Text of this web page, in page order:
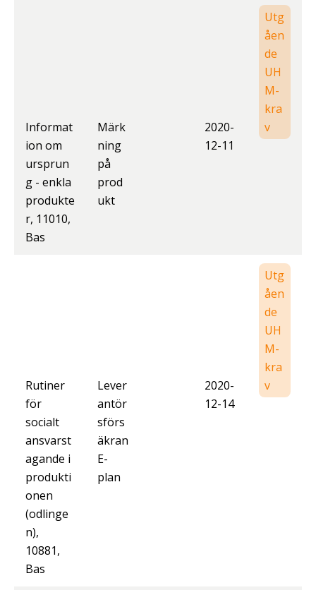
Informat
ion om
ursprun
g - enkla
produkte
r, 11010,
Bas
Märk
ning
på
prod
ukt
2020-
12-11
Utg
åen
de
UH
M-
kra
v
Rutiner
för
socialt
ansvarst
agande i
produkti
onen
(odlinge
n),
10881,
Bas
Lever
antör
sförs
äkran
E-
plan
2020-
12-14
Utg
åen
de
UH
M-
kra
v